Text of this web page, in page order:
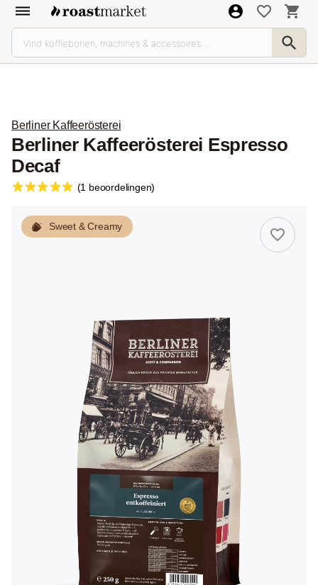
Berliner Kaffeerösterei
Berliner Kaffeerösterei Espresso
Decaf
(1 beoordelingen)
Sweet & Creamy